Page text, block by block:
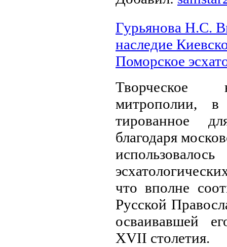
Гурьянова Н.С.
наследие
Поморское
Творческое
митрополии,
тированное
благодаря
что вполне
Русской
осваивавшей
XVII столетия.